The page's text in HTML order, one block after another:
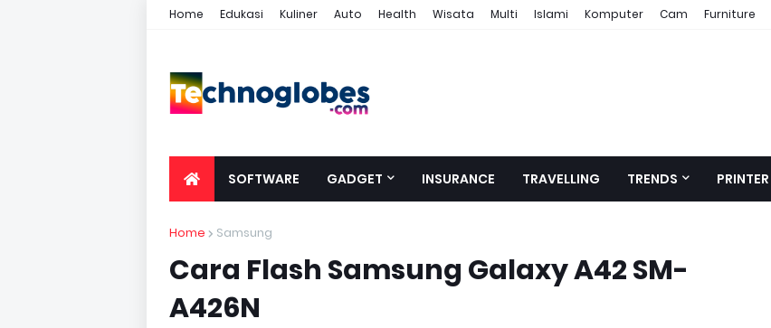
Home Edukasi Kuliner Auto Health Wisata Multi Islami Komputer Cam Furniture
SOFTWARE GADGET INSURANCE TRAVELLING TRENDS PRINTER
Home Samsung
Cara Flash Samsung Galaxy A42 SM-
A426N